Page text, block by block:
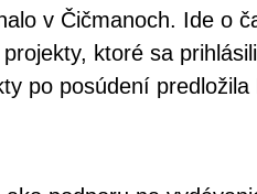
v Čičmanoch. Ide o
ktoré sa
po posúdení